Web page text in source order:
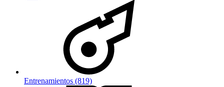
Entrenamientos (819)